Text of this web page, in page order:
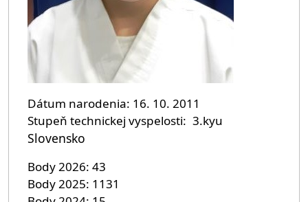
Dátum narodenia 16. 10. 2011
Stupeň technickej vyspelosti
3.kyu
Slovensko
Body 2026 43
Body 2025 1131